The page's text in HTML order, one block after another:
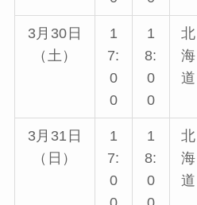
3月30日
（土）
1
7:
0
0
1
8:
0
0
北
海
道
3月31日
（日）
1
7:
0
1
8:
0
北
海
道